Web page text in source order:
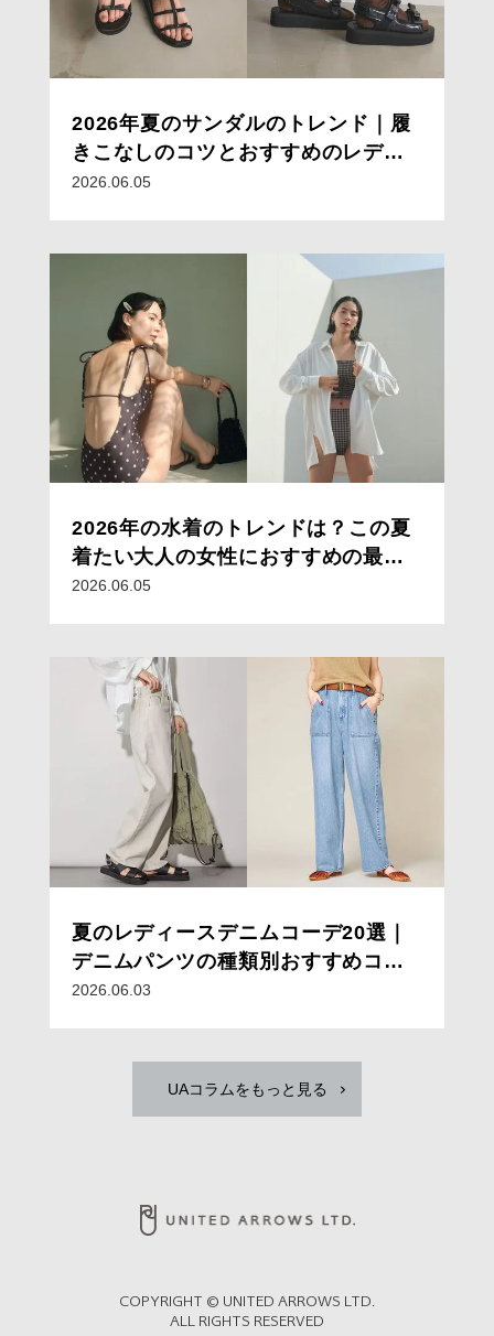
2026年夏のサンダルのトレンド｜履
きこなしのコツとおすすめのレディ
ースサンダルコーデ15選
2026.06.05
2026年の水着のトレンドは？この夏
着たい大人の女性におすすめの最新
水着
2026.06.05
夏のレディースデニムコーデ20選｜
デニムパンツの種類別おすすめコー
デと着こなしのコツ
2026.06.03
UAコラムをもっと見る
COPYRIGHT © UNITED ARROWS LTD.
ALL RIGHTS RESERVED